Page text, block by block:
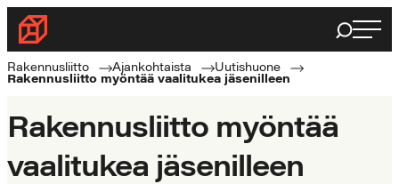
Siirry
suoraan
sisältöön
Rakennusliitto
Rakennusalan
ammattilaisten
Haku
Rakennusliitto Ajankohtaista
Uutishuone
Rakennusliitto myöntää vaalitukea jäsenilleen
Rakennusliitto myöntää
vaalitukea jäsenilleen